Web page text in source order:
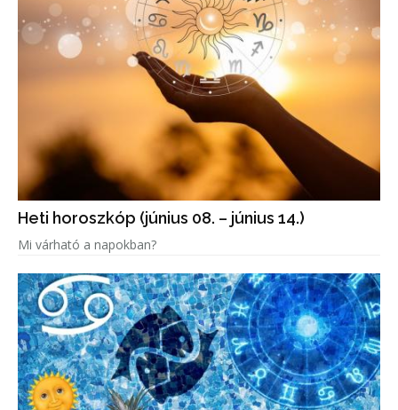
Heti horoszkóp (június 08. – június 14.)
Mi várható a napokban?